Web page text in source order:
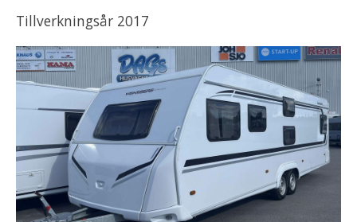
Tillverkningsår 2017